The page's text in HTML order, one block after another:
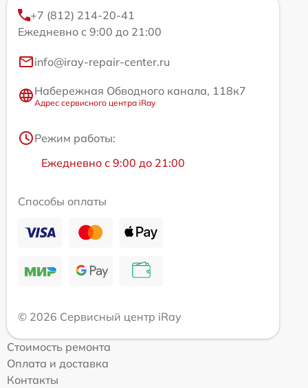
+7 (812) 214-20-41
Ежедневно с 9:00 до 21:00
info@iray-repair-center.ru
Набережная Обводного канала, 118к7
Адрес сервисного центра iRay
Режим работы:
Ежедневно с 9:00 до 21:00
Способы оплаты
© 2026 Сервисный центр iRay
Стоимость ремонта
Оплата и доставка
Контакты